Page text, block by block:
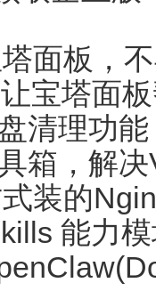
面板，
宝塔面
清理功
箱，解
装的
能力